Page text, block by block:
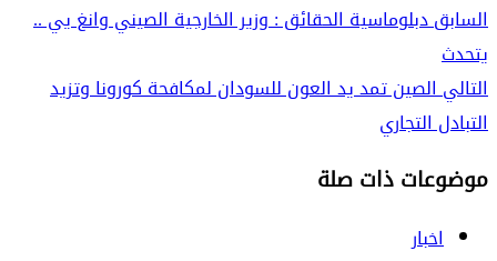
السابقدبلوماسية الحقائق : وزير الخارجية الصيني وانغ يي ..
يتحدث
التاليالصين تمد يد العون للسودان لمكافحة كورونا وتزيد
التبادل التجاري
موضوعات ذات صلة
اخبار